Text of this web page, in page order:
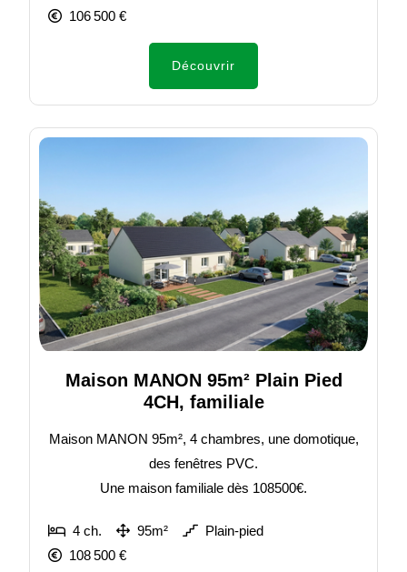
106 500 €
Découvrir
Maison MANON 95m² Plain Pied
4CH, familiale
Maison MANON 95m², 4 chambres, une domotique,
des fenêtres PVC.
Une maison familiale dès 108500€.
4 ch. 95m²
Plain-pied
108 500 €